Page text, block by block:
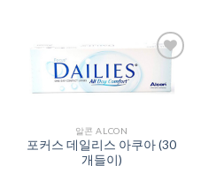
Wishlist
알콘 ALCON
포커스 데일리스 아쿠아 (30
개들이)